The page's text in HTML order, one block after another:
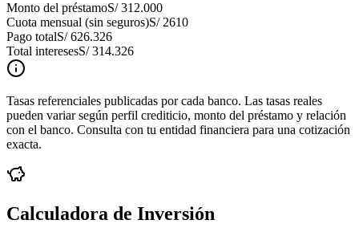
Monto del préstamoS/ 312.000
Cuota mensual (sin seguros)S/ 2610
Pago totalS/ 626.326
Total interesesS/ 314.326
Tasas referenciales publicadas por cada banco. Las tasas reales
pueden variar según perfil crediticio, monto del préstamo y relación
con el banco. Consulta con tu entidad financiera para una cotización
exacta.
Calculadora de Inversión